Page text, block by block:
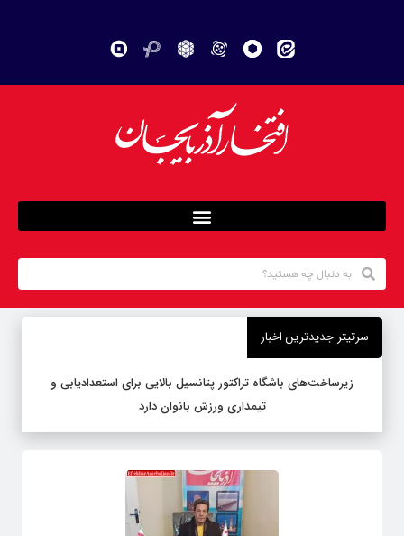
سرتیتر جدیدترین اخبار
زیرساخت‌های باشگاه تراکتور پتانسیل بالایی برای استعدادیابی و
تیمداری ورزش بانوان دارد